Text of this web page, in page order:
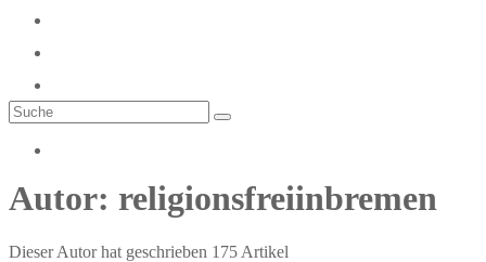
Autor: religionsfreiinbremen
Dieser Autor hat geschrieben 175 Artikel